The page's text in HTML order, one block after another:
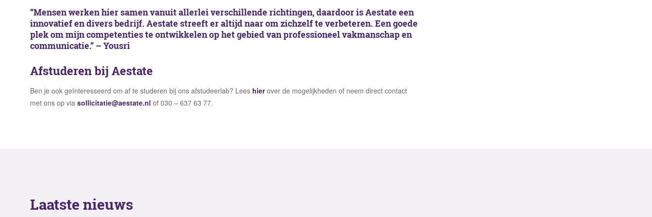
“Mensen werken hier samen vanuit allerlei verschillende richtingen, daardoor is Aestate een
innovatief en divers bedrijf. Aestate streeft er altijd naar om zichzelf te verbeteren. Een goede
plek om mijn competenties te ontwikkelen op het gebied van professioneel vakmanschap en
communicatie.” – Yousri
Afstuderen bij Aestate
Ben je ook geïnteresseerd om af te studeren bij ons afstudeerlab? Lees hierover de mogelijkheden of neem direct contact
met ons op via sollicitatie@aestate.nl of 030 – 637 63 77.
Laatste nieuws